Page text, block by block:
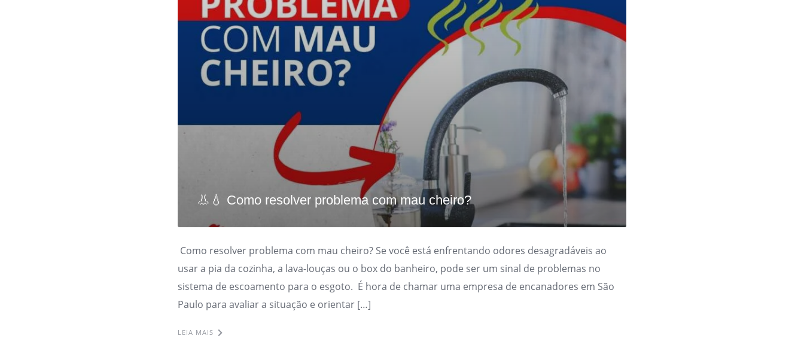
👃💧 Como resolver problema com mau cheiro?
Como resolver problema com mau cheiro? Se você está enfrentando odores desagradáveis ao
usar a pia da cozinha, a lava-louças ou o box do banheiro, pode ser um sinal de problemas no
sistema de escoamento para o esgoto. É hora de chamar uma empresa de encanadores em São
Paulo para avaliar a situação e orientar […]
LEIA MAIS